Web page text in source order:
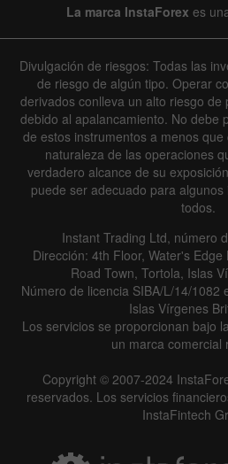
La marca InstaForex es
Divulgación de riesgos: Todas las
de riesgo de algún tipo. Operar
derivados conlleva un alto riesgo
debido al apalancamiento. No debe
de estos instrumentos a menos
naturaleza de las operaciones
verdadero alcance de su
puede ser adecuado para
todos.
Instant Trading Ltd, número
Dirección: 4th Floor, Water's
Road Town, Tortola, Islas
Número de licencia SIBA/L/14/1082
Islas Vírgenes
Los servicios se proporcionan bajo
un marca comercial
Copyright © 2007-2024
reservados. Los servicios
InstaFintech